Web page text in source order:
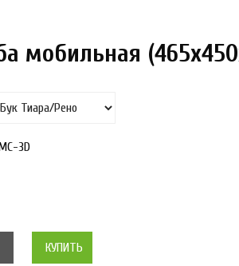
под заказ
мобильная
3D
КУПИТЬ